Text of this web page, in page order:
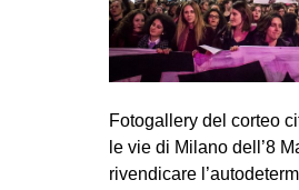
STUDENTI
ZAM
SPAZI
Fotogallery del corteo
le vie di Milano dell’8
rivendicare